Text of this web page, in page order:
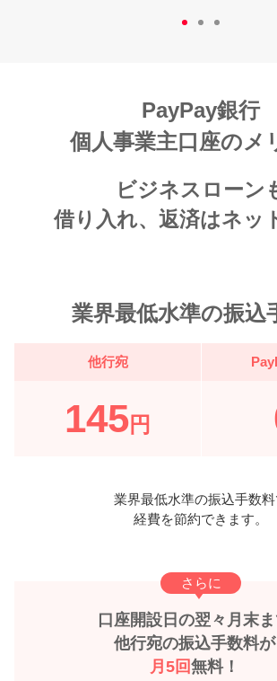
PayPay銀行
個人事業主口座のメ
ビジネスローン
借り入れ、返済はネッ
業界最低水準の振込
他行宛
145円
業界最低水準の振込手数
経費を節約できます。
さらに
口座開設日の翌々月末
他行宛の振込手数料が
月5回無料！